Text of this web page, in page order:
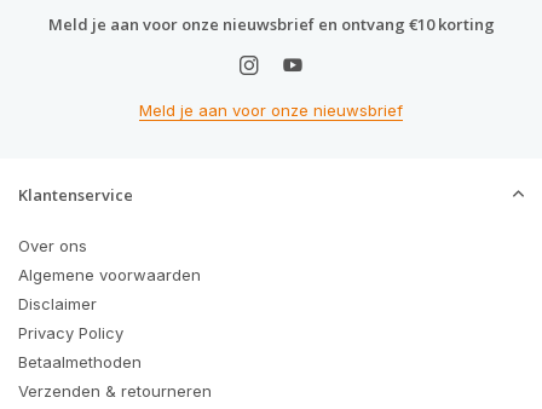
Meld je aan voor onze nieuwsbrief en ontvang €10 korting
Meld je aan voor onze nieuwsbrief
Klantenservice
Over ons
Algemene voorwaarden
Disclaimer
Privacy Policy
Betaalmethoden
Verzenden & retourneren